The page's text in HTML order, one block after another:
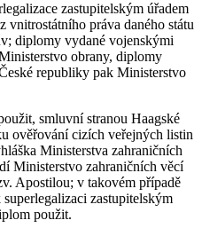
zastupitelským úřadem
vnitrostátního práva daného státu
diplomy vydané vojenskými
obrany, diplomy
republiky pak Ministerstvo
smluvní stranou Haagské
ověřování cizích veřejných listin
Ministerstva zahraničních
Ministerstvo zahraničních věcí
Apostilou; v takovém případě
zastupitelským
použit.